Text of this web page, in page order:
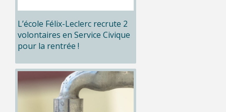
L’école Félix-Leclerc recrute 2
volontaires en Service Civique
pour la rentrée !